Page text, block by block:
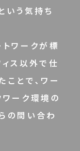
いう気持ち
ワークが標
ス以外で仕
とで、ワー
ーク環境の
の問い合わ